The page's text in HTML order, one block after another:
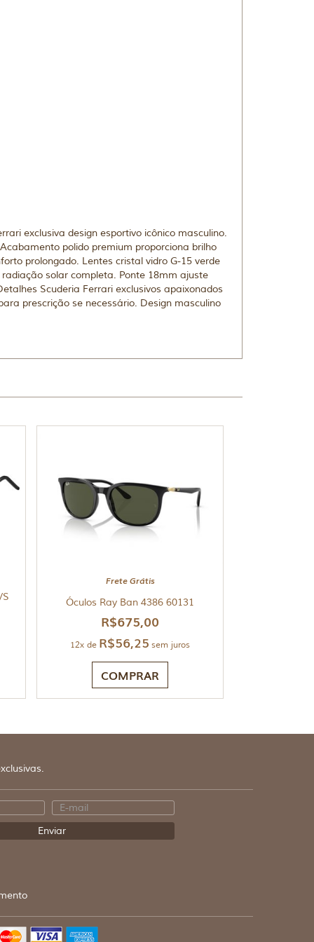
exclusiva design esportivo icônico masculino.
polido premium proporciona brilho
prolongado. Lentes cristal vidro G-15 verde
solar completa. Ponte 18mm ajuste
Scuderia Ferrari exclusivos apaixonados
prescrição se necessário. Design masculino
Frete Grátis
Óculos Ray Ban 4386 60131
R$675,00
12x de R$56,25 sem juros
COMPRAR